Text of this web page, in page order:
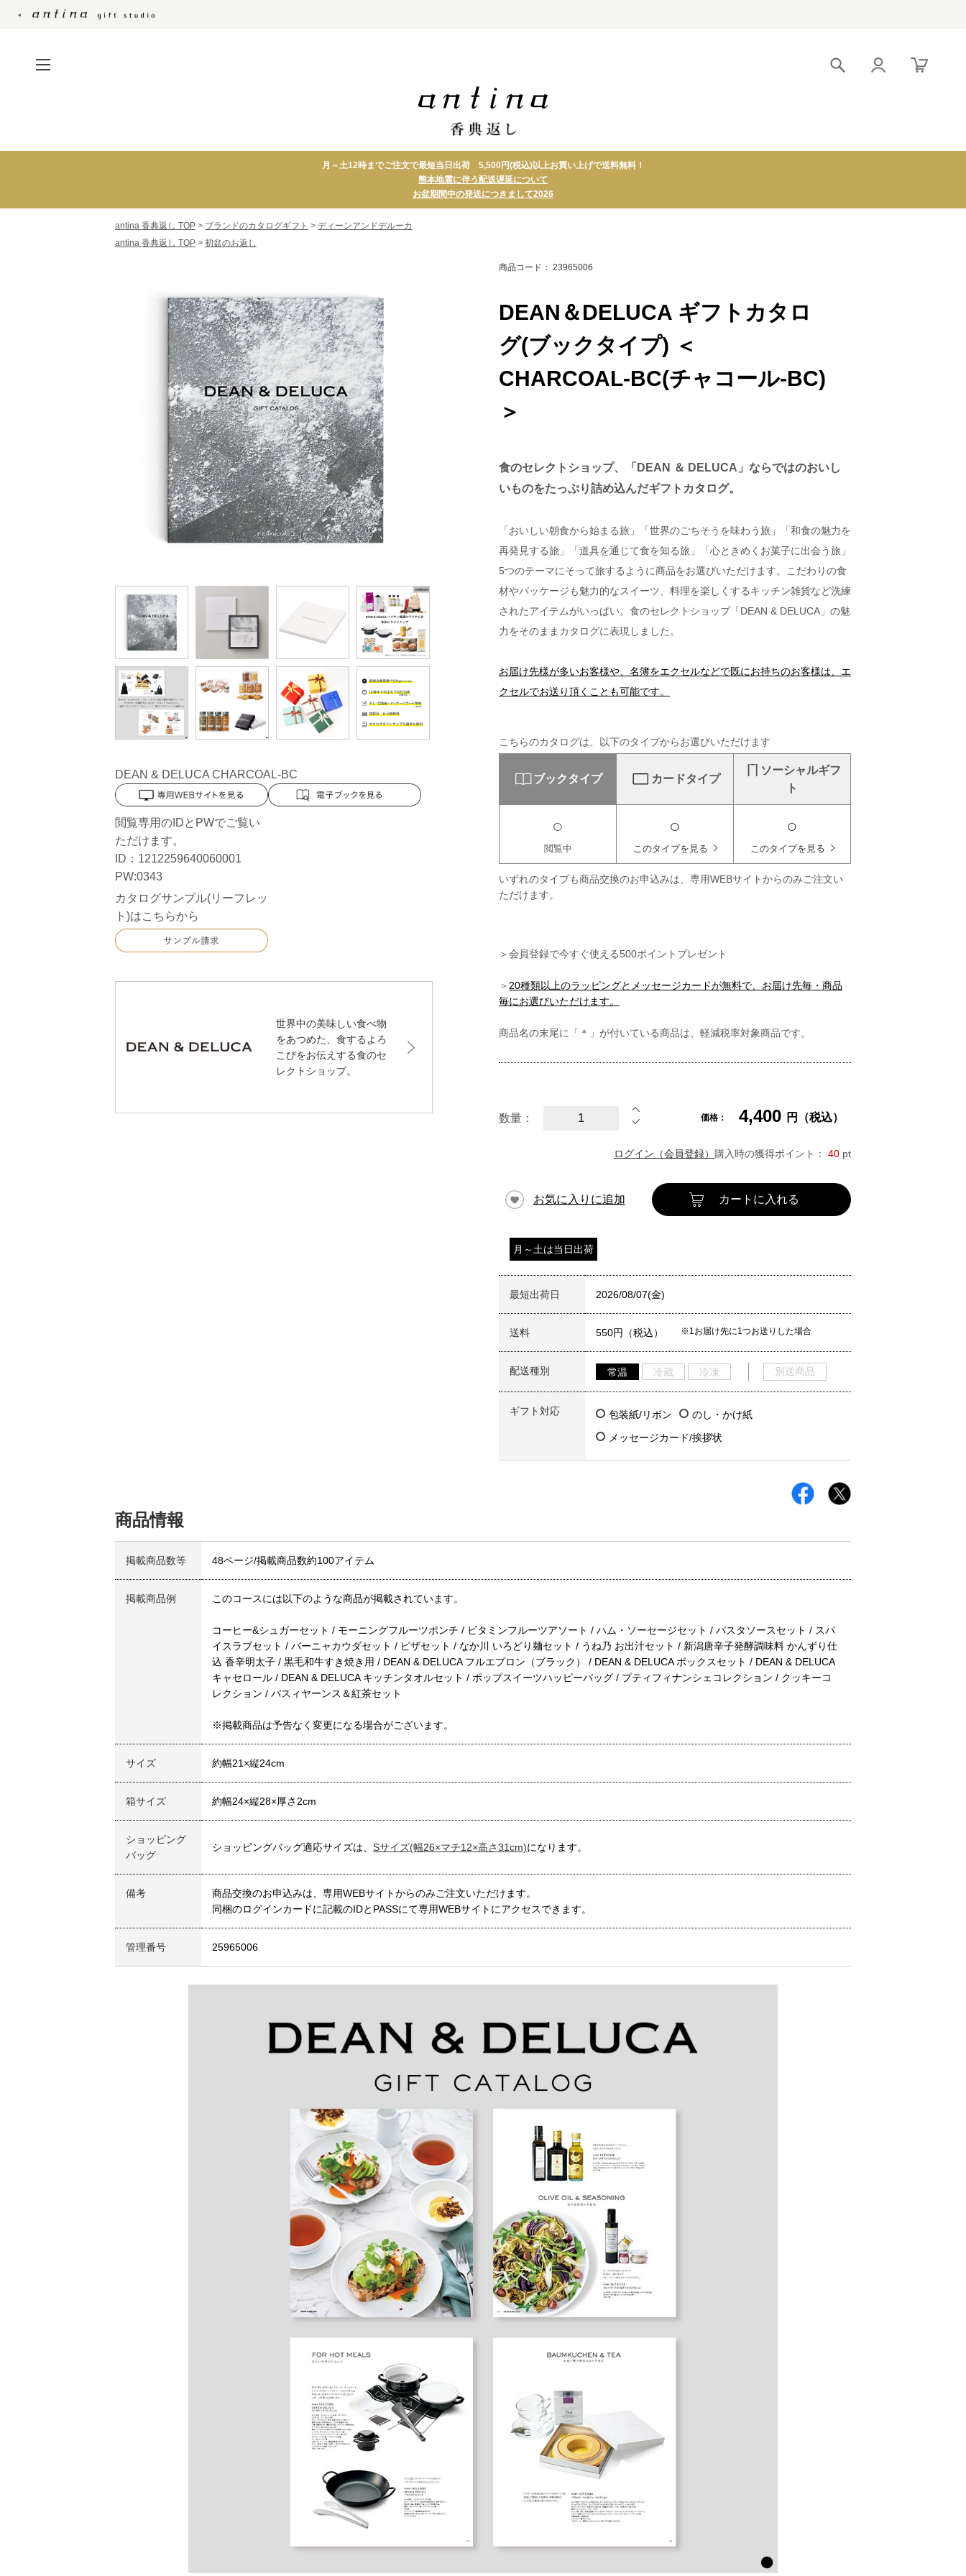
持ち運びやすいカード
万葉
サユウ
ベストグルメ
おいしい食べ物
日本のおいしい食べ物
ミストラル
ウルアオ
ステージアップ
グギフト
アクタス
ディーンアンドデル
ホームグッ
以下
22,000円
以上
月～土12時までご注文で最短当日出荷 5,500円(税込)以上お買い上げで送料無料！
熊本地震に伴う配送遅延について
お盆期間中の発送につきまして2026
antina 香典返し TOP > ブランドのカタログギフト > ディーンアンドデルーカ
antina 香典返し TOP > 初盆のお返し
DEAN & DELUCA CHARCOAL-BC
閲覧専用のIDとPWでご覧い
ただけます。
ID：1212259640060001
PW:0343
カタログサンプル(リーフレッ
ト)はこちらから
世界中の美味しい食べ物
をあつめた、食するよろ
こびをお伝えする食のセ
レクトショップ。
商品コード： 23965006
DEAN＆DELUCA ギフトカタロ
グ(ブックタイプ) ＜
CHARCOAL-BC(チャコール-BC)
＞
食のセレクトショップ、「DEAN ＆ DELUCA」ならではのおいし
いものをたっぷり詰め込んだギフトカタログ。
「おいしい朝食から始まる旅」「世界のごちそうを味わう旅」「和食の魅力を
再発見する旅」「道具を通じて食を知る旅」「心ときめくお菓子に出会う旅」
5つのテーマにそって旅するように商品をお選びいただけます。こだわりの食
材やパッケージも魅力的なスイーツ、料理を楽しくするキッチン雑貨など洗練
されたアイテムがいっぱい。食のセレクトショップ「DEAN & DELUCA」の魅
力をそのままカタログに表現しました。
お届け先様が多いお客様や、名簿をエクセルなどで既にお持ちのお客様は、エ
クセルでお送り頂くことも可能です。
こちらのカタログは、以下のタイプからお選びいただけます
ブックタイプ カードタイプ
ソーシャルギフ
ト
○
閲覧中
○
このタイプを見る
○
このタイプを見る
いずれのタイプも商品交換のお申込みは、専用WEBサイトからのみご注文い
ただけます。
＞会員登録で今すぐ使える500ポイントプレゼント
＞ 20種類以上のラッピングとメッセージカードが無料で、お届け先毎・商品
毎にお選びいただけます。
商品名の末尾に「＊」が付いている商品は、軽減税率対象商品です。
数量： 価格： 4,400 円（税込）
ログイン（会員登録） 購入時の獲得ポイント： 40 pt
お気に入りに追加 カートに入れる
月～土は当日出荷
最短出荷日 2026/08/07(金)
送料 550円（税込） ※1お届け先に1つお送りした場合
配送種別 常温 冷蔵 冷凍 別送商品
ギフト対応 包装紙/リボン
のし・かけ紙
メッセージカード/挨拶状
商品情報
掲載商品数等 48ページ/掲載商品数約100アイテム
掲載商品例 このコースには以下のような商品が掲載されています。
コーヒー&シュガーセット / モーニングフルーツポンチ / ビタミンフルーツアソート / ハム・ソーセージセット / パスタソースセット / スパ
イスラブセット / バーニャカウダセット / ピザセット / なか川 いろどり麺セット / うね乃 お出汁セット / 新潟唐辛子発酵調味料 かんずり仕
込 香辛明太子 / 黒毛和牛すき焼き用 / DEAN & DELUCA フルエプロン（ブラック） / DEAN & DELUCA ボックスセット / DEAN & DELUCA
キャセロール / DEAN & DELUCA キッチンタオルセット / ポップスイーツハッピーバッグ / プティフィナンシェコレクション / クッキーコ
レクション / パスィヤーンス＆紅茶セット
※掲載商品は予告なく変更になる場合がございます。
サイズ 約幅21×縦24cm
箱サイズ 約幅24×縦28×厚さ2cm
ショッピング
バッグ
ショッピングバッグ適応サイズは、 Sサイズ(幅26×マチ12×高さ31cm)になります。
備考
商品交換のお申込みは、専用WEBサイトからのみご注文いただけます。
同梱のログインカードに記載のIDとPASSにて専用WEBサイトにアクセスできます。
管理番号 25965006